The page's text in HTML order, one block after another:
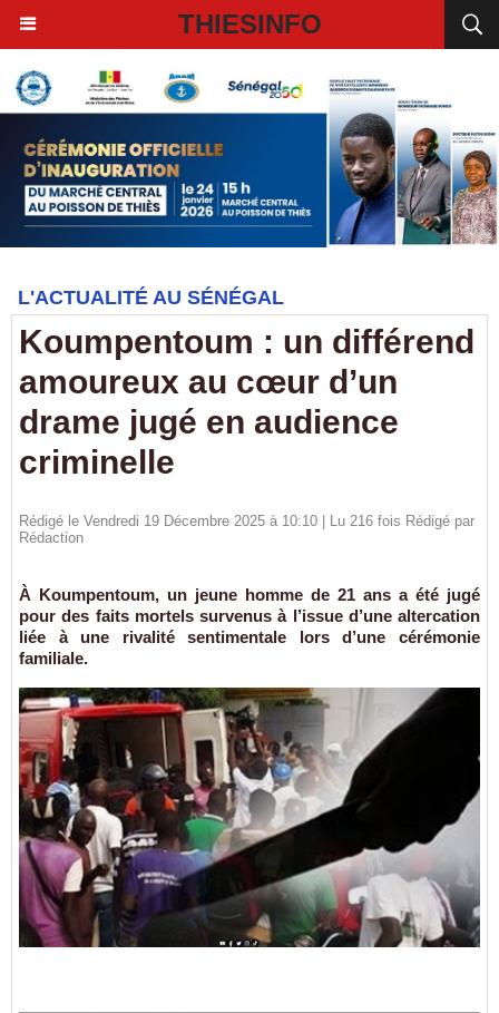
THIESINFO
L'ACTUALITÉ AU SÉNÉGAL
Koumpentoum : un différend
amoureux au cœur d’un
drame jugé en audience
criminelle
Rédigé le Vendredi 19 Décembre 2025 à 10:10 | Lu 216 fois Rédigé par
Rédaction
À Koumpentoum, un jeune homme de 21 ans a été jugé
pour des faits mortels survenus à l’issue d’une altercation
liée à une rivalité sentimentale lors d’une cérémonie
familiale.